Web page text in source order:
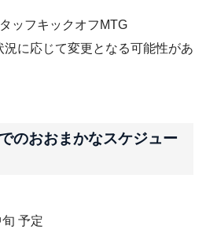
ッフキックオフMTG
に応じて変更となる可能性があ
のおおまかなスケジュー
予定